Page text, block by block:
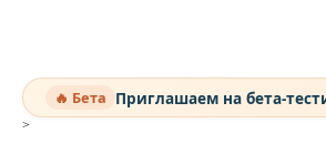
🔥 Бета Приглашаем на бета-
>